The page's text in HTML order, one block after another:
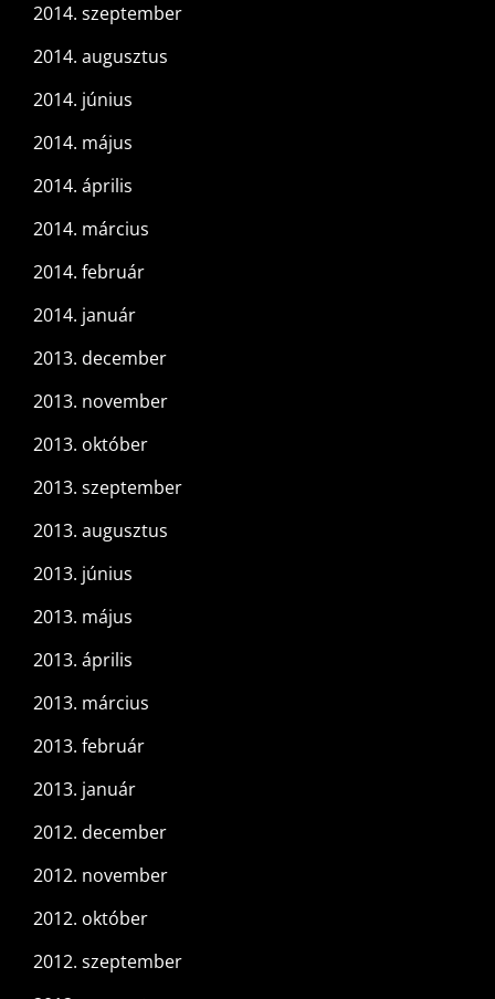
2014. szeptember
2014. augusztus
2014. június
2014. május
2014. április
2014. március
2014. február
2014. január
2013. december
2013. november
2013. október
2013. szeptember
2013. augusztus
2013. június
2013. május
2013. április
2013. március
2013. február
2013. január
2012. december
2012. november
2012. október
2012. szeptember